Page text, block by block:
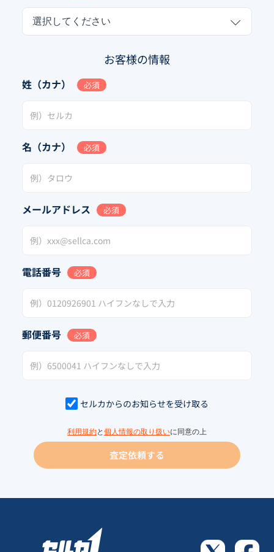
選択してください
お客様の情報
姓（カナ） 必須
名（カナ） 必須
メールアドレス 必須
電話番号 必須
郵便番号 必須
セルカからのお知らせを受け取る
利用規約と 個人情報の取り扱いに同意の上
査定依頼する